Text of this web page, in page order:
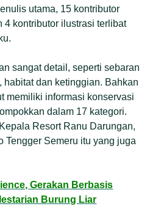
utama, 15 kontributor
4 kontributor ilustrasi terlibat
sangat detail, seperti sebaran
habitat dan ketinggian. Bahkan
memiliki informasi konservasi
dalam 17 kategori.
Resort Ranu Darungan,
Tengger Semeru itu yang juga
Gerakan Berbasis
Burung Liar